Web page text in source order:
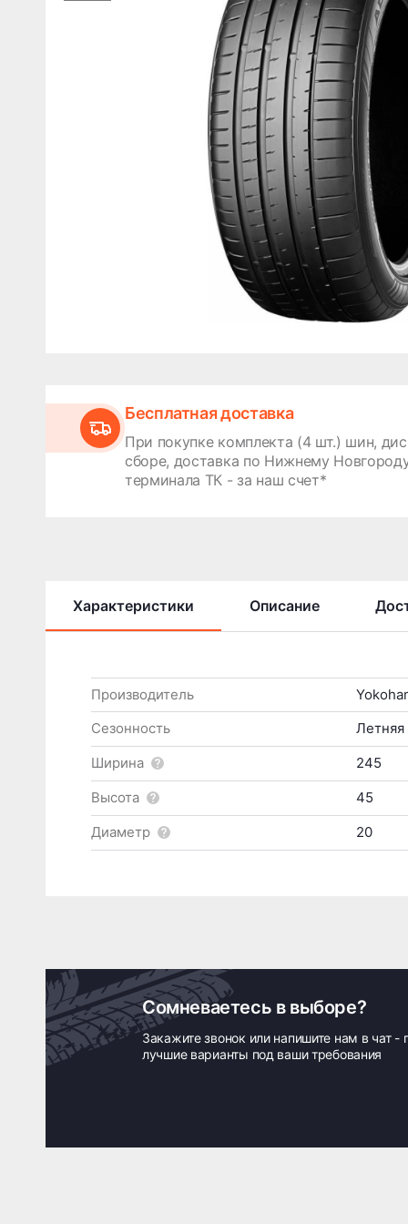
Бесплатная доставка
При покупке комплекта (4 шт.) шин,
сборе, доставка по Нижнему
терминала ТК - за наш счет*
Характеристики Описание
Производитель
Сезонность
Летняя
Ширина
245
Высота
45
Диаметр
20
Сомневаетесь в выборе?
Закажите звонок или напишите нам в чат -
лучшие варианты под ваши требования